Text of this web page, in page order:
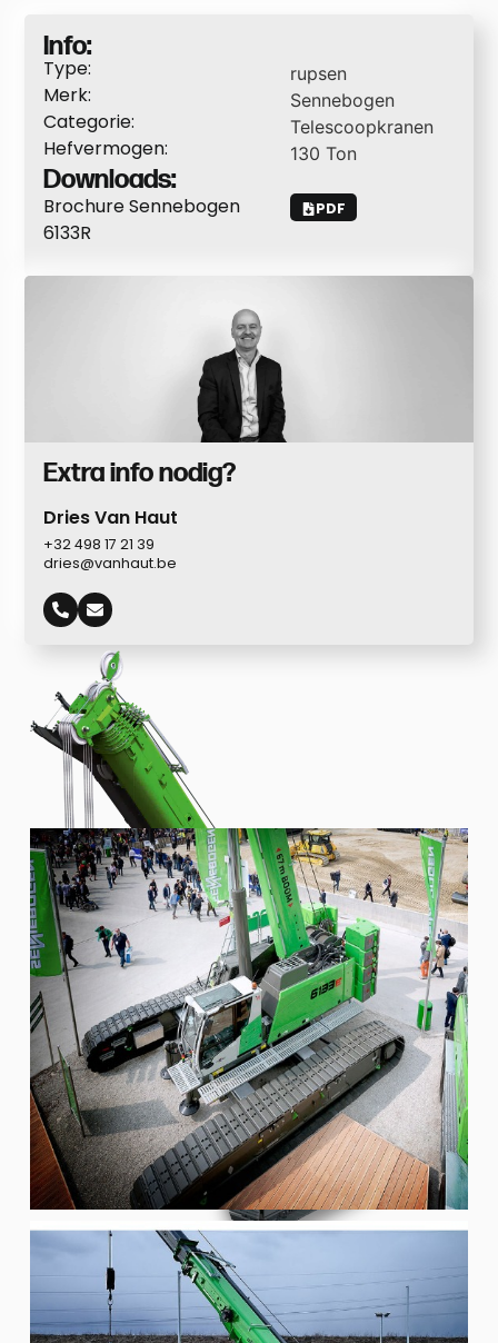
Info:
Type: rupsen
Merk: Sennebogen
Categorie: Telescoopkranen
Hefvermogen: 130 Ton
Downloads:
Brochure Sennebogen
6133R
PDF
Extra info nodig?
Dries Van Haut
+32 498 17 21 39
dries@vanhaut.be